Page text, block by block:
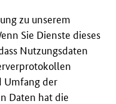
zu unserem
Sie Dienste dieses
Nutzungsdaten
Umfang der
Daten hat die